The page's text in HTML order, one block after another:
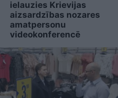
ielauzies Krievijas
aizsardzības nozares
amatpersonu
videokonferencē